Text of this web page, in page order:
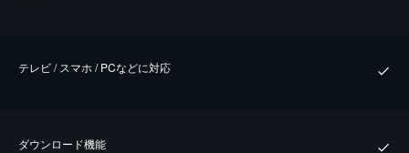
テレビ / スマホ / PCなどに対応
ダウンロード機能